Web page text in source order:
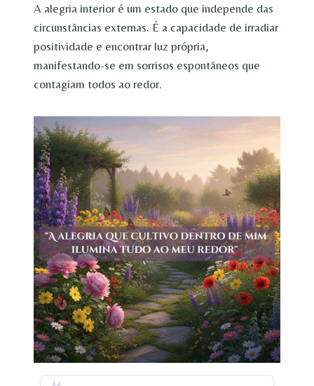
A alegria interior é um estado que independe das
circunstâncias externas. É a capacidade de irradiar
positividade e encontrar luz própria,
manifestando-se em sorrisos espontâneos que
contagiam todos ao redor.